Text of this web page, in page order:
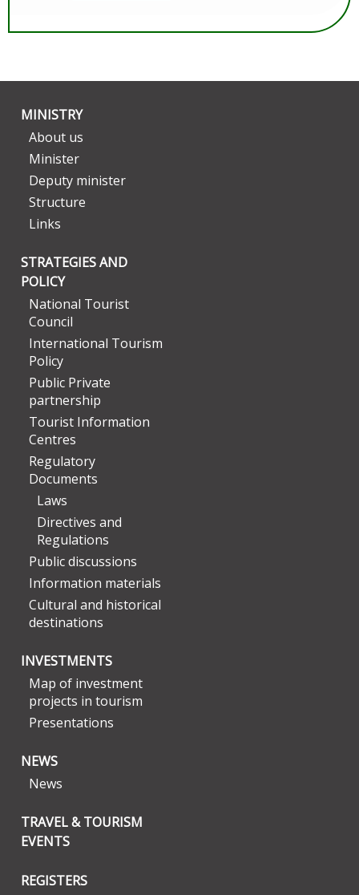
MINISTRY
About us
Minister
Deputy minister
Structure
Links
STRATEGIES AND
POLICY
National Tourist
Council
International Tourism
Policy
Public Private
partnership
Tourist Information
Centres
Regulatory
Documents
Laws
Directives and
Regulations
Public discussions
Information materials
Cultural and historical
destinations
INVESTMENTS
Map of investment
projects in tourism
Presentations
NEWS
News
TRAVEL & TOURISM
EVENTS
REGISTERS